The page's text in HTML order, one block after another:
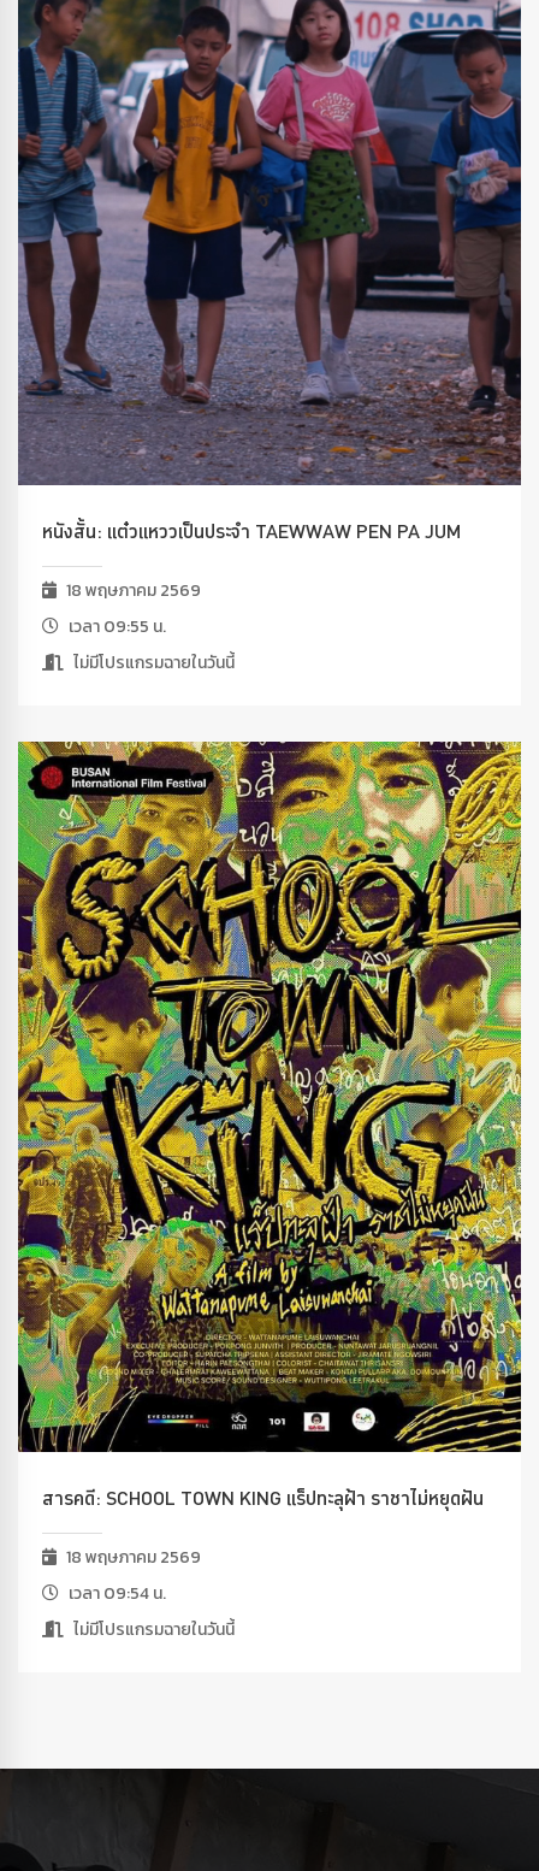
หนังสั้น: แต๋วแหววเป็นประจำ TAEWWAW PEN PA JUM
18 พฤษภาคม 2569
เวลา 09:55 น.
ไม่มีโปรแกรมฉายในวันนี้
สารคดี: SCHOOL TOWN KING แร็ปทะลุฝ้า ราชาไม่หยุดฝัน
18 พฤษภาคม 2569
เวลา 09:54 น.
ไม่มีโปรแกรมฉายในวันนี้